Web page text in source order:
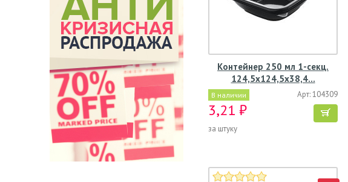
Контейнер 250 мл 1-секц.
124,5х124,5х38,4…
В наличии Арт: 104309
3,21 ₽
за штуку